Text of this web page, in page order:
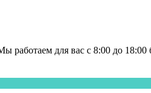
работаем для вас с 8:00 до 18:00